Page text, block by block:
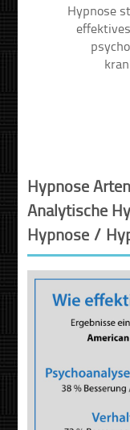
Hypnose
Hypnose
Analytische
Hypnose /